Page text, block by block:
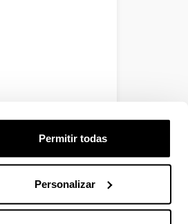
Permitir todas
Personalizar